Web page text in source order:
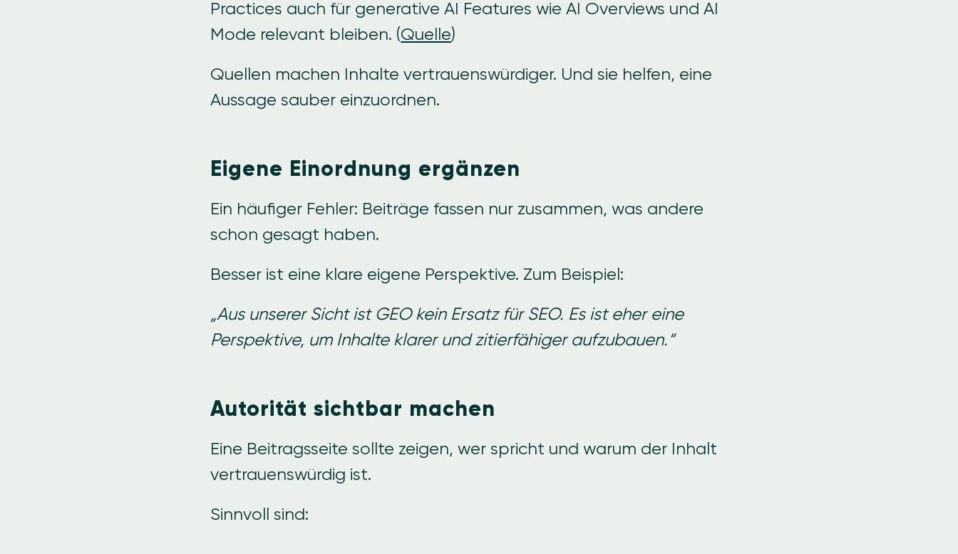
Practices auch für generative AI Features wie AI Overviews und AI
Mode relevant bleiben. (Quelle)
Quellen machen Inhalte vertrauenswürdiger. Und sie helfen, eine
Aussage sauber einzuordnen.
Eigene Einordnung ergänzen
Ein häufiger Fehler: Beiträge fassen nur zusammen, was andere
schon gesagt haben.
Besser ist eine klare eigene Perspektive. Zum Beispiel:
„Aus unserer Sicht ist GEO kein Ersatz für SEO. Es ist eher eine
Perspektive, um Inhalte klarer und zitierfähiger aufzubauen.“
Autorität sichtbar machen
Eine Beitragsseite sollte zeigen, wer spricht und warum der Inhalt
vertrauenswürdig ist.
Sinnvoll sind: